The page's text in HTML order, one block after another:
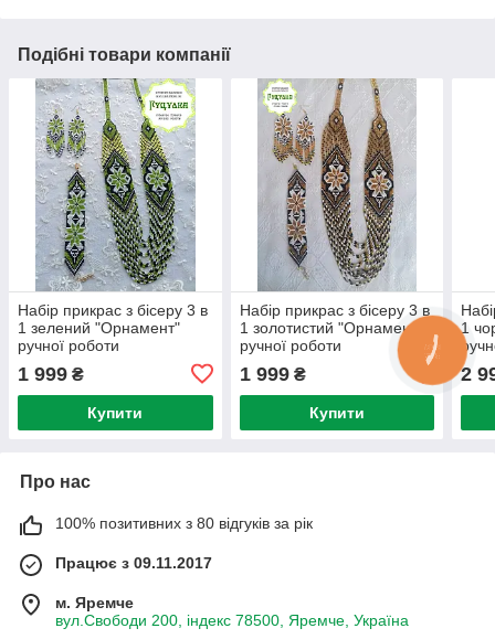
Подібні товари компанії
Набір прикрас з бісеру 3 в
1 зелений "Орнамент"
ручної роботи
1 999 ₴
Купити
Набір прикрас з бісеру 3 в
1 золотистий "Орнамент"
ручної роботи
1 999₴
Купити
1
2
Про нас
100% позитивних з 80 відгуків за рік
Працює з 09.11.2017
м. Яремче
вул.Свободи 200, індекс 78500, Яремче, Україна